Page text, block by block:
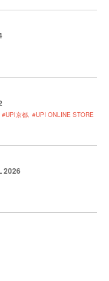
#UPI京都 #UPI ONLINE STORE
2026